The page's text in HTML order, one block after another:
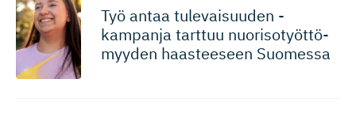
Työ antaa tulevaisuuden -
kampanja tarttuu nuorisotyöt­tö­
myyden haasteeseen Suomessa